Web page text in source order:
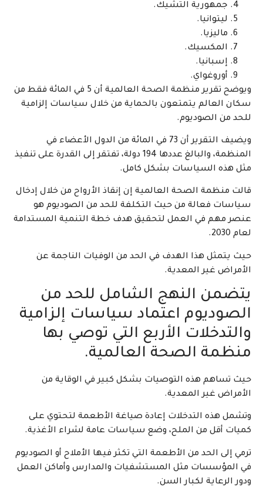
جمهورية التشيك.
ليتوانيا.
ماليزيا.
المكسيك.
إسبانيا.
أوروغواي.
ويوضح تقرير منظمة الصحة العالمية أن 5 في المائة فقط من
سكان العالم يتمتعون بالحماية من خلال سياسات إلزامية
للحد من الصوديوم.
ويضيف التقرير أن 73 في المائة من الدول الأعضاء في
المنظمة، والبالغ عددها 194 دولة، تفتقر إلى القدرة على تنفيذ
مثل هذه السياسات بشكل كامل.
قالت منظمة الصحة العالمية إن إنقاذ الأرواح من خلال إدخال
سياسات فعالة من حيث التكلفة للحد من الصوديوم هو
عنصر مهم في العمل لتحقيق هدف خطة التنمية المستدامة
لعام 2030.
حيث يتمثل هذا الهدف في الحد من الوفيات الناجمة عن
الأمراض غير المعدية.
يتضمن النهج الشامل للحد من
الصوديوم اعتماد سياسات إلزامية
والتدخلات الأربع التي توصي بها
منظمة الصحة العالمية.
حيث تساهم هذه التوصيات بشكل كبير في الوقاية من
الأمراض غير المعدية.
وتشمل هذه التدخلات إعادة صياغة الأطعمة لتحتوي على
كميات أقل من الملح، وضع سياسات عامة لشراء الأغذية.
ترمي إلى الحد من الأطعمة التي تكثر فيها الأملاح أو الصوديوم
في المؤسسات مثل المستشفيات والمدارس وأماكن العمل
ودور الرعاية لكبار السن.